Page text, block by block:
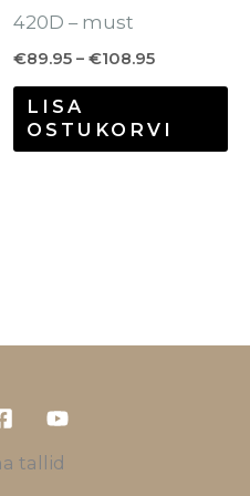
420D – must
€89.95 – €108.95
LISA
OSTUKORVI